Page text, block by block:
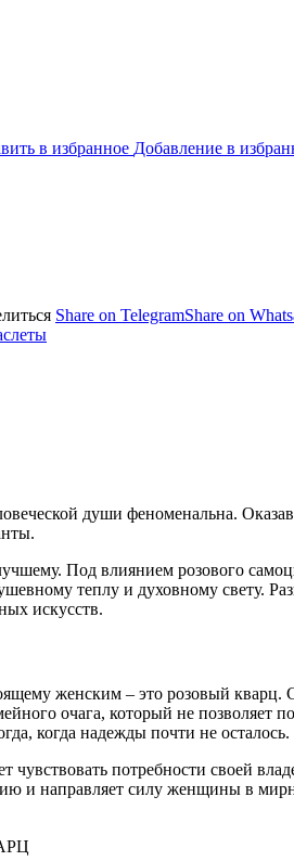
в избранное Добавление в
Share on TelegramShare on
души феноменальна.
Под влиянием розового
теплу и духовному свету.
искусств.
женским – это розовый
очага, который не
когда надежды почти не осталось.
потребности своей
и направляет силу женщины в